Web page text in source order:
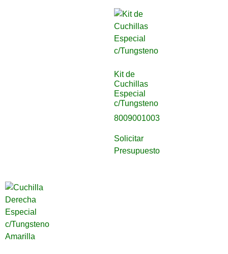
Kit de
Cuchillas
Especial
c/Tungsteno
8009001003
Solicitar
Presupuesto